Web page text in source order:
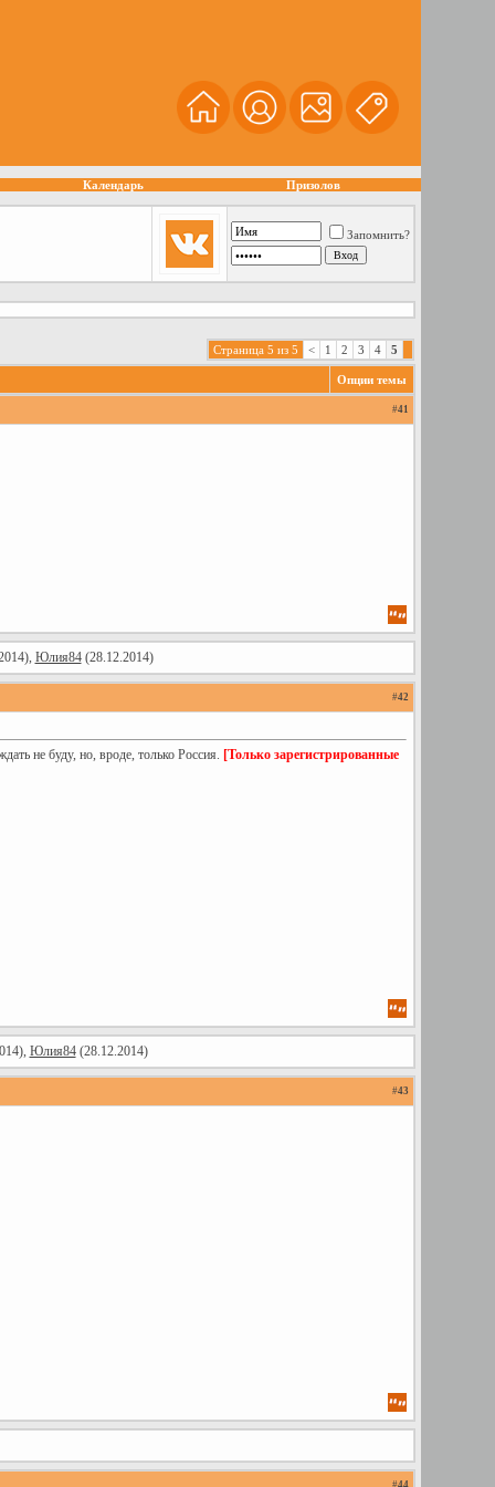
Календарь Призолов
Запомнить?
Страница 5 из 5 < 1 2 3 4 5
Опции темы
#41
Юлия84(28.12.2014)
#42
не буду, но, вроде, только Россия. [Только зарегистрированные
Юлия84(28.12.2014)
#43
#44